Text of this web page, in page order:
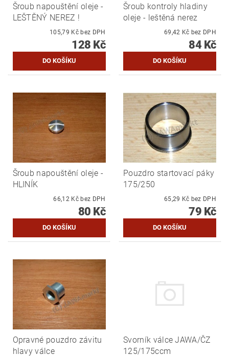
Šroub napouštění oleje -
LEŠTĚNÝ NEREZ !
105,79 Kč bez DPH
128 Kč
Šroub kontroly hladiny
oleje - leštěná nerez
69,42 Kč bez DPH
84 Kč
Šroub napouštění oleje -
HLINÍK
66,12 Kč bez DPH
80 Kč
Pouzdro startovací páky
175/250
65,29 Kč bez DPH
79 Kč
Opravné pouzdro závitu
hlavy válce
Svorník válce JAWA/ČZ
125/175ccm